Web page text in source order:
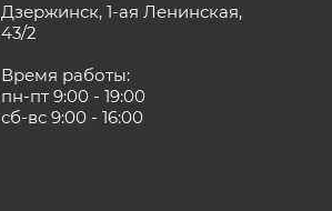
Дзержинск, 1-ая Ленинская,
43/2
Время работы:
пн-пт 9:00 - 19:00
сб-вс 9:00 - 16:00